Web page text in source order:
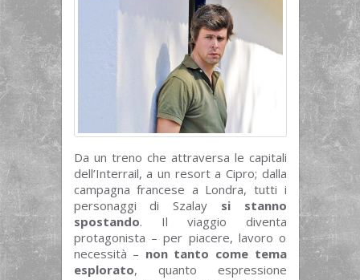
Da un treno che attraversa le capitali
dell’Interrail, a un resort a Cipro; dalla
campagna francese a Londra, tutti i
personaggi di Szalay si stanno
spostando. Il viaggio diventa
protagonista – per piacere, lavoro o
necessità – non tanto come tema
esplorato, quanto espressione